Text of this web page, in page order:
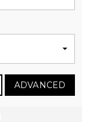
ADVANCED